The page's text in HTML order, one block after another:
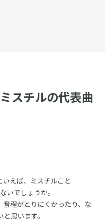
スチルの代表曲
えば、ミスチルこと
いでしょうか。
程がとりにくかったり、な
思います。